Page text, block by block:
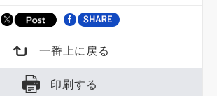
一番上に戻る
印刷する